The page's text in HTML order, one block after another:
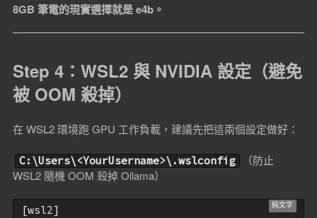
8GB 筆電的現實選擇就是 e4b。
Step 4：WSL2 與 NVIDIA 設定（避免
被 OOM 殺掉）
在 WSL2 環境跑 GPU 工作負載，建議先把這兩個設定做好：
C:\Users\<YourUsername>\.wslconfig
（防止
WSL2 隨機 OOM 殺掉 Ollama）
[wsl2]